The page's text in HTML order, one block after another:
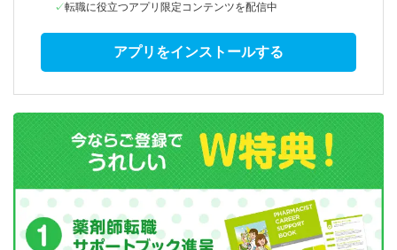
転職に役立つアプリ限定コンテンツを配信中
アプリをインストールする